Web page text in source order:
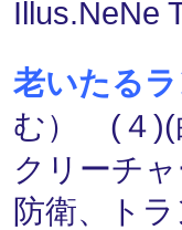
Illus.NeNe
老いたる
む） (４)(
クリーチ
防衛、ト